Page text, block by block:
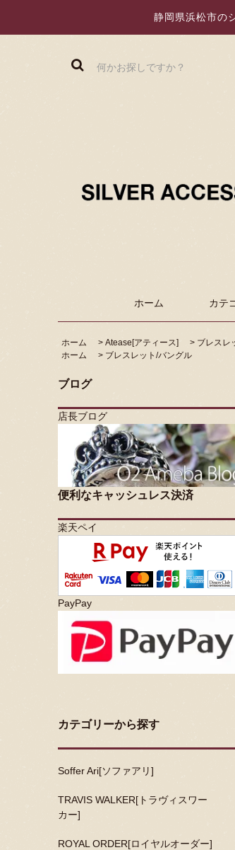
静岡県浜松市の
ホーム カテ
ホーム > Atease[アティース] > ブレスレ
ホーム
> ブレスレット/バングル
ブログ
店長ブログ
便利なキャッシュレス決済
楽天ペイ
PayPay
カテゴリーから探す
Soffer Ari[ソファアリ]
TRAVIS WALKER[トラヴィスワー
カー]
ROYAL ORDER[ロイヤルオーダー]